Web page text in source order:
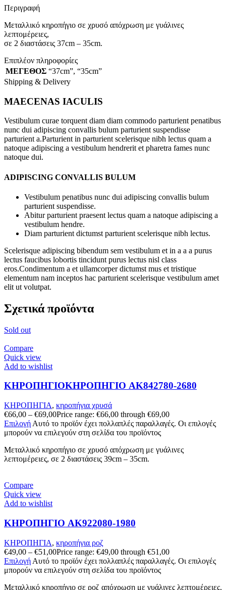
Περιγραφή
Μεταλλικό κηροπήγιο σε χρυσό απόχρωση με γυάλινες
λεπτομέρειες,
σε 2 διαστάσεις 37cm – 35cm.
Επιπλέον πληροφορίες
ΜΕΓΕΘΟΣ “37cm”, “35cm”
Shipping & Delivery
MAECENAS IACULIS
Vestibulum curae torquent diam diam commodo parturient penatibus
nunc dui adipiscing convallis bulum parturient suspendisse
parturient a.Parturient in parturient scelerisque nibh lectus quam a
natoque adipiscing a vestibulum hendrerit et pharetra fames nunc
natoque dui.
ADIPISCING CONVALLIS BULUM
Vestibulum penatibus nunc dui adipiscing convallis bulum
parturient suspendisse.
Abitur parturient praesent lectus quam a natoque adipiscing a
vestibulum hendre.
Diam parturient dictumst parturient scelerisque nibh lectus.
Scelerisque adipiscing bibendum sem vestibulum et in a a a purus
lectus faucibus lobortis tincidunt purus lectus nisl class
eros.Condimentum a et ullamcorper dictumst mus et tristique
elementum nam inceptos hac parturient scelerisque vestibulum amet
elit ut volutpat.
Σχετικά προϊόντα
Sold out
Compare
Quick view
Add to wishlist
ΚΗΡΟΠΗΓΙΟΚΗΡΟΠΗΓΙΟ AK842780-2680
ΚΗΡΟΠΗΓΙΑ, κηροπήγια χρυσά
€66,00 – €69,00Price range: €66,00 through €69,00
Επιλογή Αυτό το προϊόν έχει πολλαπλές παραλλαγές. Οι επιλογές
μπορούν να επιλεγούν στη σελίδα του προϊόντος
Μεταλλικό κηροπήγιο σε χρυσό απόχρωση με γυάλινες
λεπτομέρειες, σε 2 διαστάσεις 39cm – 35cm.
Compare
Quick view
Add to wishlist
ΚΗΡΟΠΗΓΙΟ AK922080-1980
ΚΗΡΟΠΗΓΙΑ, κηροπήγια ροζ
€49,00 – €51,00Price range: €49,00 through €51,00
Επιλογή Αυτό το προϊόν έχει πολλαπλές παραλλαγές. Οι επιλογές
μπορούν να επιλεγούν στη σελίδα του προϊόντος
Μεταλλικό κηροπήγιο σε ροζ απόχρωση με γυάλινες λεπτομέρειες,